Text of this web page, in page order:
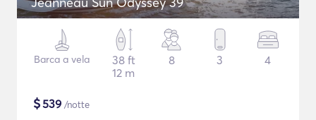
Barca a vela
38 ft
12 m
8 3 4
$539 /notte